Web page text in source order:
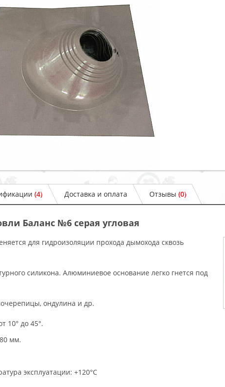
(4) Доставка и оплата Отзывы (0)
Баланс №6 серая угловая
для гидроизоляции прохода дымохода сквозь
силикона. Алюминиевое основание легко гнется под
ондулина и др.
10° до 45°.
мм.
эксплуатации: +120°С